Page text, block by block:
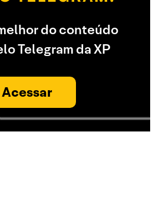
do conteúdo
Telegram da XP
Acessar